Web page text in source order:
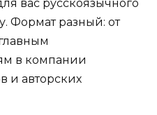
вас русскоязычного
Формат разный: от
в компании
и авторских